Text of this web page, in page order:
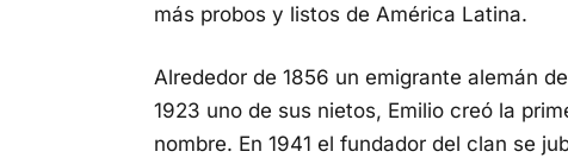
más probos y listos de América Latina.
Alrededor de 1856 un emigrante alemán
1923 uno de sus nietos, Emilio creó la
nombre. En 1941 el fundador del clan se